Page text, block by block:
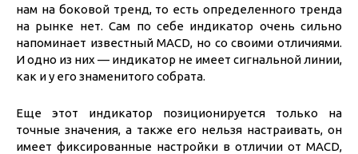
нам на боковой тренд, то есть определенного тренда
на рынке нет. Сам по себе индикатор очень сильно
напоминает известный MACD, но со своими отличиями.
И одно из них — индикатор не имеет сигнальной линии,
как и у его знаменитого собрата.
Еще этот индикатор позиционируется только на
точные значения, а также его нельзя настраивать, он
имеет фиксированные настройки в отличии от MACD,